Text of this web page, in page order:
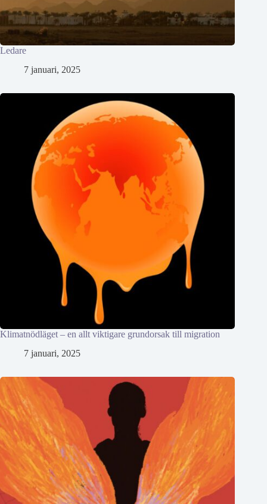
Ledare
7 januari, 2025
Klimatnödläget – en allt viktigare grundorsak till migration
7 januari, 2025